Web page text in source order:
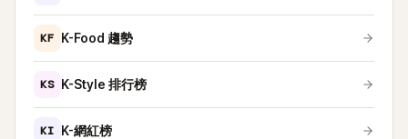
KF K-Food 趨勢
KS K-Style 排行榜
KI K-網紅榜